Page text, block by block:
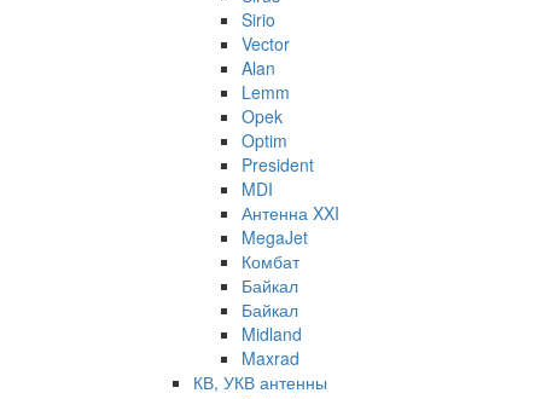
Sirio
Vector
Alan
Lemm
Opek
Optim
President
MDI
Антенна XXI
MegaJet
Комбат
Байкал
Байкал
Midland
Maxrad
КВ, УКВ антенны